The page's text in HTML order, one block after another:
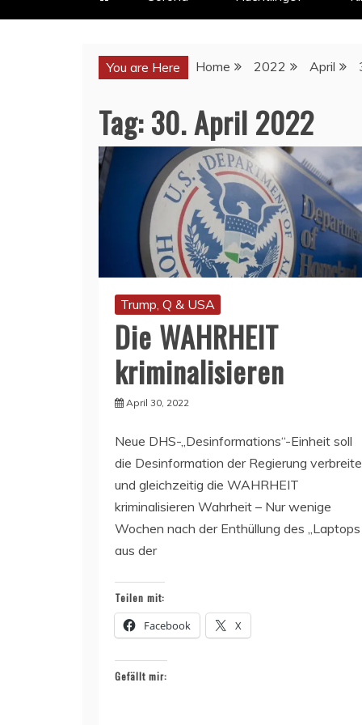
You are Here Home 2022 April
Tag:30. April 2022
Trump, Q & USA
Die WAHRHEIT
kriminalisieren
April 30, 2022
Neue DHS-„Desinformations“-Einheit soll
die Desinformation der Regierung
und gleichzeitig die WAHRHEIT
kriminalisieren Wahrheit – Nur wenige
Wochen nach der Enthüllung des „Laptops
aus der
Teilen mit:
Facebook X
Gefällt mir: